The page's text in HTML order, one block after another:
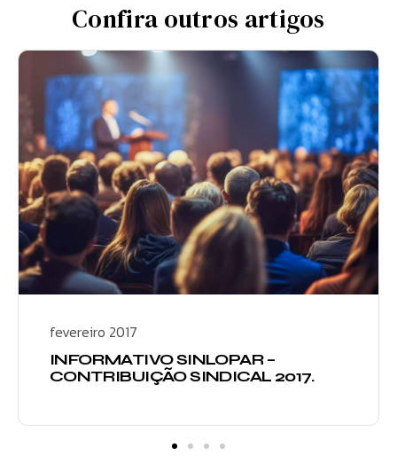
Confira outros artigos
fevereiro 2017
INFORMATIVO SINLOPAR –
CONTRIBUIÇÃO SINDICAL 2017.